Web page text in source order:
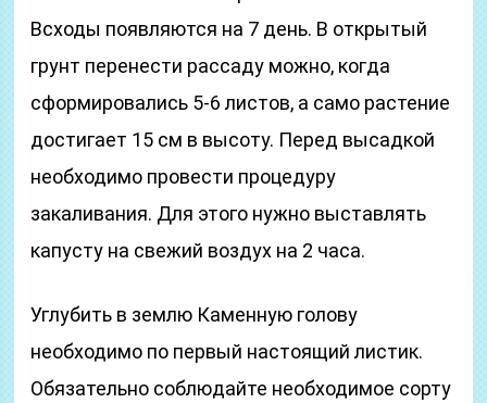
Всходы появляются на 7 день. В открытый
грунт перенести рассаду можно, когда
сформировались 5-6 листов, а само растение
достигает 15 см в высоту. Перед высадкой
необходимо провести процедуру
закаливания. Для этого нужно выставлять
капусту на свежий воздух на 2 часа.
Углубить в землю Каменную голову
необходимо по первый настоящий листик.
Обязательно соблюдайте необходимое сорту